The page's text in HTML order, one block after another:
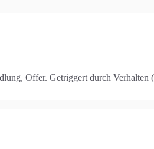
Offer. Getriggert durch Verhalten